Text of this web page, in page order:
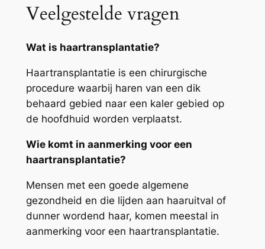
Veelgestelde vragen
Wat is haartransplantatie?
Haartransplantatie is een chirurgische
procedure waarbij haren van een dik
behaard gebied naar een kaler gebied op
de hoofdhuid worden verplaatst.
Wie komt in aanmerking voor een
haartransplantatie?
Mensen met een goede algemene
gezondheid en die lijden aan haaruitval of
dunner wordend haar, komen meestal in
aanmerking voor een haartransplantatie.